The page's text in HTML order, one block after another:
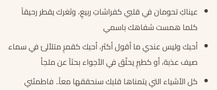
عيناكِ تحومان في قلبي كفراشاتِ ربيعٍ، وثغرك يقطر رحيقاً
كلما همست شفاهك باسمي
أحبك وليس عندي ما أقول أكثر، أحبك كقمرٍ متلألئ في سماء
صيف عذبة، أو كطيرٍ يحلّق في الأجواء بحثاً عن ملجأ
كل الأشياء التي يتمناها قلبك سنحققها معاً.. فاطمئني